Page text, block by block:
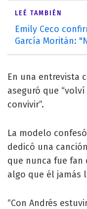
LEÉ TAMBIÉN
Emily Ceco
García Moritán:
En una entrevista
aseguró que
convivir”.
La modelo
dedicó una
que nunca fue fan
algo que él jamás
“Con Andrés